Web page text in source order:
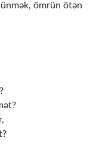
ömrün ötən